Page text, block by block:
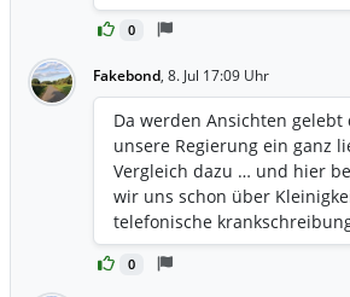
0
Fakebond, 8. Jul 17:09 Uhr
0
Da werden Ansichten gelebt
unsere Regierung ein ganz
Vergleich dazu … und hier
wir uns schon über
telefonische